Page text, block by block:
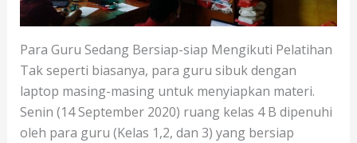
Para Guru Sedang Bersiap-siap Mengikuti Pelatihan
Tak seperti biasanya, para guru sibuk dengan
laptop masing-masing untuk menyiapkan materi.
Senin (14 September 2020) ruang kelas 4 B dipenuhi
oleh para guru (Kelas 1,2, dan 3) yang bersiap